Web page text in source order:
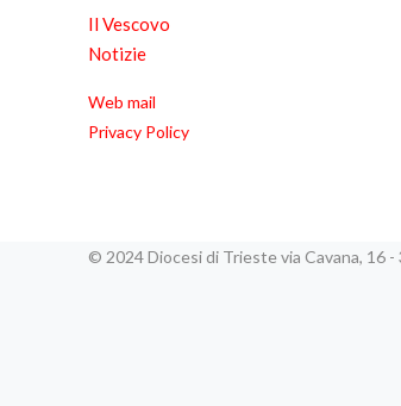
Il Vescovo
Notizie
Web mail
Privacy Policy
© 2024 Diocesi di Trieste via Cavana, 16